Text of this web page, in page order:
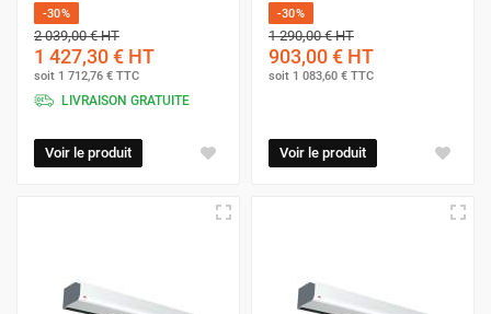
-30%
2 039,00 €HT
1 427,30 € HT
soit 1 712,76 € TTC
LIVRAISON GRATUITE
Voir le produit
-30%
1 290,00 €HT
903,00 € HT
soit 1 083,60 € TTC
Voir le produit